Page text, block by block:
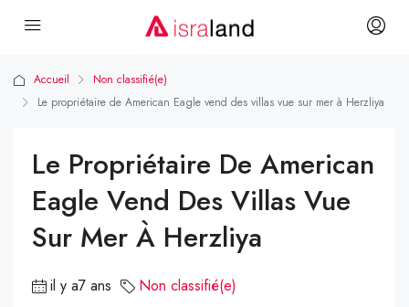
Accueil
Non classifié(e)
Le propriétaire de American Eagle vend des villas vue sur mer à Herzliya
Le Propriétaire De American
Eagle Vend Des Villas Vue
Sur Mer À Herzliya
il y a7 ans Non classifié(e)